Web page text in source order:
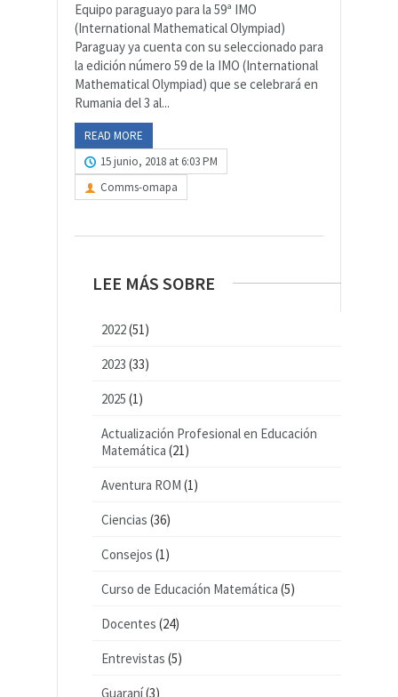
Equipo paraguayo para la 59ª IMO
(International Mathematical Olympiad)
Paraguay ya cuenta con su seleccionado para
la edición número 59 de la IMO (International
Mathematical Olympiad) que se celebrará en
Rumania del 3 al...
READ MORE
15 junio, 2018 at 6:03 PM
Comms-omapa
LEE MÁS SOBRE
2022(51)
2023 (33)
2025 (1)
Actualización Profesional en Educación
Matemática (21)
Aventura ROM (1)
Ciencias (36)
Consejos (1)
Curso de Educación Matemática (5)
Docentes (24)
Entrevistas (5)
Guaraní(3)